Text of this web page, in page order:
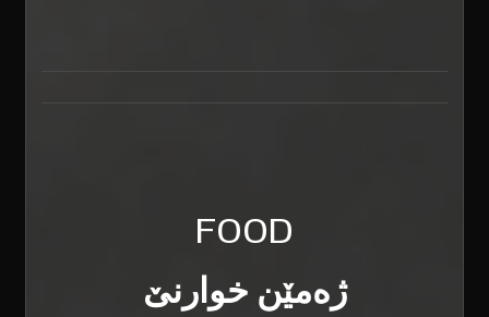
FOOD
ژەمێن خوارنێ